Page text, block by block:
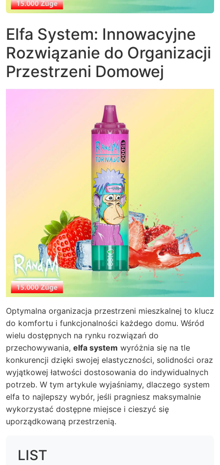
Elfa System: Innowacyjne
Rozwiązanie do Organizacji
Przestrzeni Domowej
Optymalna organizacja przestrzeni mieszkalnej to klucz
do komfortu i funkcjonalności każdego domu. Wśród
wielu dostępnych na rynku rozwiązań do
przechowywania, elfa system wyróżnia się na tle
konkurencji dzięki swojej elastyczności, solidności oraz
wyjątkowej łatwości dostosowania do indywidualnych
potrzeb. W tym artykule wyjaśniamy, dlaczego system
elfa to najlepszy wybór, jeśli pragniesz maksymalnie
wykorzystać dostępne miejsce i cieszyć się
uporządkowaną przestrzenią.
LIST